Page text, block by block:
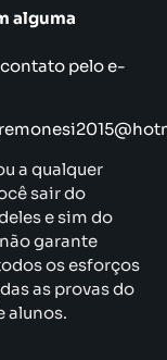
alguma
pelo e-
a qualquer
sair do
e sim do
garante
os esforços
as provas do
alunos.